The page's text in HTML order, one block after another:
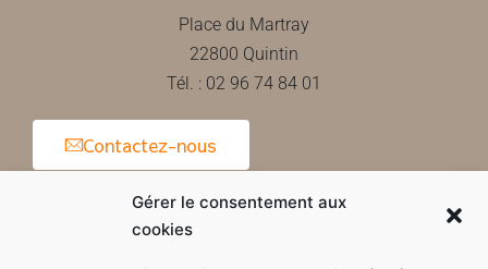
Gérer le consentement aux
cookies
Place du Martray
22800 Quintin
Tél. : 02 96 74 84 01
Contactez-nous